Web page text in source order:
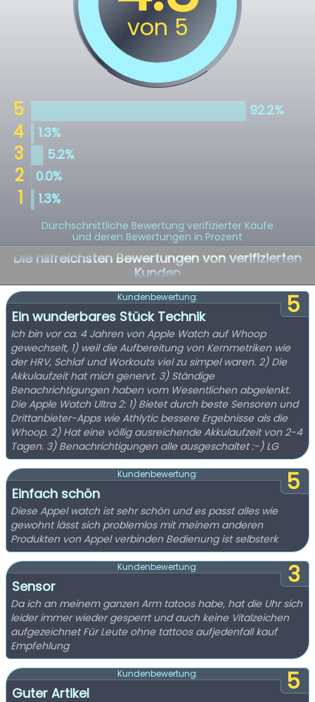
Durchschnittliche Bewertung verifizierter Käufe
und deren Bewertungen in Prozent
Die hilfreichsten Bewertungen von verifizierten
Kunden
5
Kundenbewertung:
Ein wunderbares Stück Technik
Ich bin vor ca. 4 Jahren von Apple Watch auf Whoop
gewechselt, 1) weil die Aufbereitung von Kernmetriken wie
der HRV, Schlaf und Workouts viel zu simpel waren. 2) Die
Akkulaufzeit hat mich genervt. 3) Ständige
Benachrichtigungen haben vom Wesentlichen abgelenkt.
Die Apple Watch Ultra 2: 1) Bietet durch beste Sensoren und
Drittanbieter-Apps wie Athlytic bessere Ergebnisse als die
Whoop. 2) Hat eine völlig ausreichende Akkulaufzeit von 2-4
Tagen. 3) Benachrichtigungen alle ausgeschaltet :-) LG
5
Kundenbewertung:
Einfach schön
Diese Appel watch ist sehr schön und es passt alles wie
gewohnt lässt sich problemlos mit meinem anderen
Produkten von Appel verbinden Bedienung ist selbsterk
3
Kundenbewertung:
Sensor
Da ich an meinem ganzen Arm tatoos habe, hat die Uhr sich
leider immer wieder gesperrt und auch keine Vitalzeichen
aufgezeichnet Für Leute ohne tattoos aufjedenfall kauf
Empfehlung
5
Kundenbewertung:
Guter Artikel